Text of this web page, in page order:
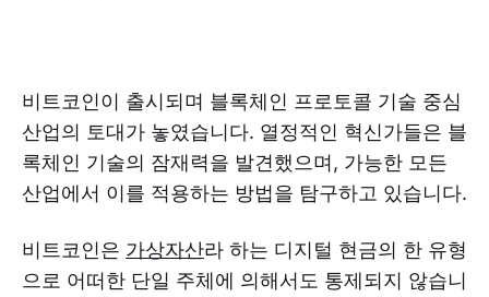
비트코인이 출시되며 블록체인 프로토콜 기술 중심
산업의 토대가 놓였습니다. 열정적인 혁신가들은 블
록체인 기술의 잠재력을 발견했으며, 가능한 모든
산업에서 이를 적용하는 방법을 탐구하고 있습니다.
비트코인은 가상자산라 하는 디지털 현금의 한 유형
으로 어떠한 단일 주체에 의해서도 통제되지 않습니